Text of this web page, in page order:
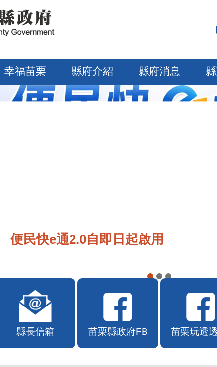
幸福苗栗 縣府介紹 縣府消息
便民快e通2.0自即日起啟用
縣長信箱 苗栗縣政府FB 苗栗玩透